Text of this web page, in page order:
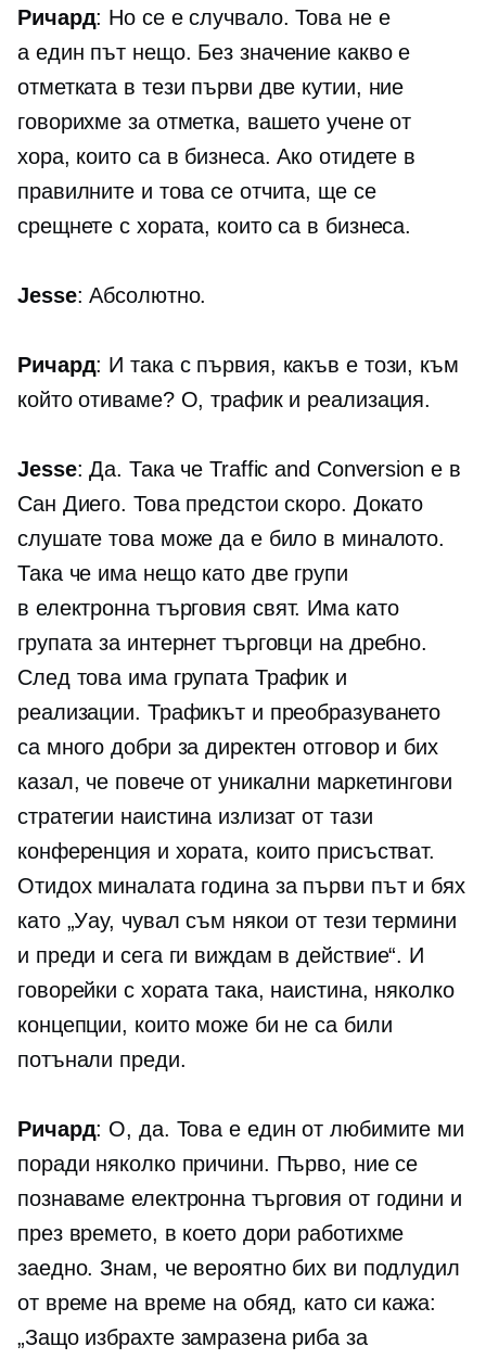
Ричард: Но се е случвало. Това не е
а един път нещо. Без значение какво е
отметката в тези първи две кутии, ние
говорихме за отметка, вашето учене от
хора, които са в бизнеса. Ако отидете в
правилните и това се отчита, ще се
срещнете с хората, които са в бизнеса.
Jesse: Абсолютно.
Ричард: И така с първия, какъв е този, към
който отиваме? О, трафик и реализация.
Jesse: Да. Така че Traffic and Conversion е в
Сан Диего. Това предстои скоро. Докато
слушате това може да е било в миналото.
Така че има нещо като две групи
в електронна търговия свят. Има като
групата за интернет търговци на дребно.
След това има групата Трафик и
реализации. Трафикът и преобразуването
са много добри за директен отговор и бих
казал, че повече от уникални маркетингови
стратегии наистина излизат от тази
конференция и хората, които присъстват.
Отидох миналата година за първи път и бях
като „Уау, чувал съм някои от тези термини
и преди и сега ги виждам в действие“. И
говорейки с хората така, наистина, няколко
концепции, които може би не са били
потънали преди.
Ричард: О, да. Това е един от любимите ми
поради няколко причини. Първо, ние се
познавамеелектронна търговия от години и
през времето, в което дори работихме
заедно. Знам, че вероятно бих ви подлудил
от време на време на обяд, като си кажа:
„Защо избрахте замразена риба за